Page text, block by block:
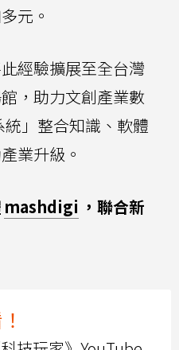
元。
經驗擴展至全台灣
，助力文創產業數
」整合知識、軟體
業升級。
mashdigi ，聯合新